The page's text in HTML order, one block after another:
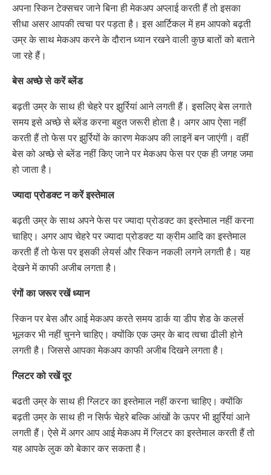
अपना स्किन टेक्सचर जाने बिना ही मेकअप अप्लाई करती हैं तो इसका
सीधा असर आपकी त्वचा पर पड़ता है। इस आर्टिकल में हम आपको बढ़ती
उम्र के साथ मेकअप करने के दौरान ध्यान रखने वाली कुछ बातों को बताने
जा रहे हैं।
बेस अच्छे से करें ब्लेंड
बढ़ती उम्र के साथ ही चेहरे पर झुर्रियां आने लगती हैं। इसलिए बेस लगाते
समय इसे अच्छे से ब्लेंड करना बहुत जरूरी होता है। अगर आप ऐसा नहीं
करती हैं तो फेस पर झुर्रियों के कारण मेकअप की लाइनें बन जाएंगी। वहीं
बेस को अच्छे से ब्लेंड नहीं किए जाने पर मेकअप फेस पर एक ही जगह जमा
हो जाता है।
ज्यादा प्रोडक्ट न करें इस्तेमाल
बढ़ती उम्र के साथ अपने फेस पर ज्यादा प्रोडक्ट का इस्तेमाल नहीं करना
चाहिए। अगर आप चेहरे पर ज्यादा प्रोडक्ट या क्रीम आदि का इस्तेमाल
करती हैं तो फेस पर इसकी लेयर्स और स्किन नकली लगने लगती है। यह
देखने में काफी अजीब लगता है।
रंगों का जरूर रखें ध्यान
स्किन पर बेस और आई मेकअप करते समय डार्क या डीप शेड के कलर्स
भूलकर भी नहीं चुनने चाहिए। क्योंकि एक उम्र के बाद त्वचा ढीली होने
लगती है। जिससे आपका मेकअप काफी अजीब दिखने लगता है।
ग्लिटर को रखें दूर
बढती उम्र के साथ ही ग्लिटर का इस्तेमाल नहीं करना चाहिए। क्योंकि
बढ़ती उम्र के साथ ही न सिर्फ चेहरे बल्कि आंखों के ऊपर भी झुर्रियां आने
लगती हैं। ऐसे में अगर आप आई मेकअप में ग्लिटर का इस्तेमाल करती हैं तो
यह आपके लुक को बेकार कर सकता है।